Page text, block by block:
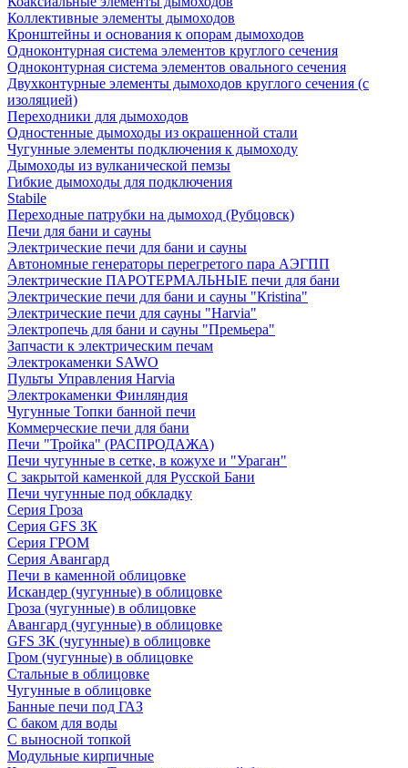
Коллективные элементы дымоходов
Кронштейны и основания к опорам дымоходов
Одноконтурная система элементов круглого сечения
Одноконтурная система элементов овального сечения
Двухконтурные элементы дымоходов круглого сечения (с
изоляцией)
Переходники для дымоходов
Одностенные дымоходы из окрашенной стали
Чугунные элементы подключения к дымоходу
Дымоходы из вулканической пемзы
Гибкие дымоходы для подключения
Stabile
Переходные патрубки на дымоход (Рубцовск)
Печи для бани и сауны
Электрические печи для бани и сауны
Автономные генераторы перегретого пара АЭГПП
Электрические ПАРОТЕРМАЛЬНЫЕ печи для бани
Электрические печи для бани и сауны "Кristina"
Электрические печи для сауны "Harvia"
Электропечь для бани и сауны "Премьера"
Запчасти к электрическим печам
Электрокаменки SAWO
Пульты Управления Harvia
Электрокаменки Финляндия
Чугунные Топки банной печи
Коммерческие печи для бани
Печи "Тройка" (РАСПРОДАЖА)
Печи чугунные в сетке, в кожухе и "Ураган"
С закрытой каменкой для Русской Бани
Печи чугунные под обкладку
Серия Гроза
Серия GFS ЗК
Серия ГРОМ
Серия Авангард
Печи в каменной облицовке
Искандер (чугунные) в облицовке
Гроза (чугунные) в облицовке
Авангард (чугунные) в облицовке
GFS ЗК (чугунные) в облицовке
Гром (чугунные) в облицовке
Стальные в облицовке
Чугунные в облицовке
Банные печи под ГАЗ
С баком для воды
С выносной топкой
Модульные кирпичные